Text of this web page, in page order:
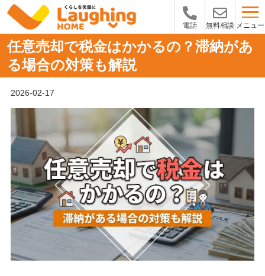
電話 無料相談 メニュー
任意売却で税金はかかるの？滞納があ
る場合の対策も解説
2026-02-17